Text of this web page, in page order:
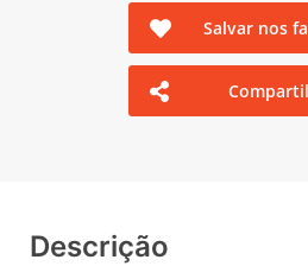
Salvar nos
Descrição